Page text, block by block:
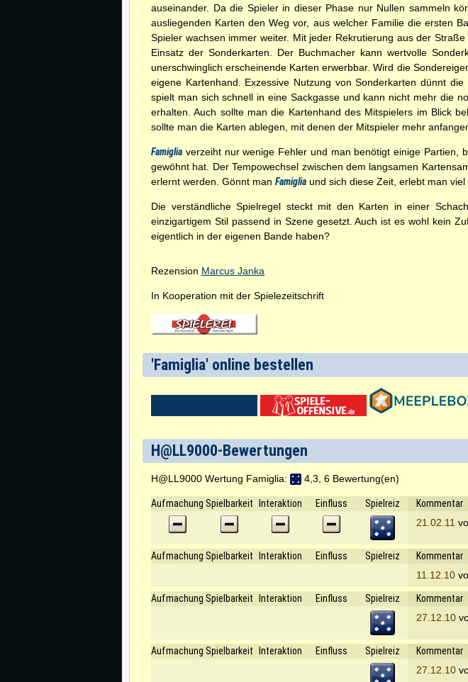
auseinander. Da die Spieler in dieser Phase nur Nullen sammeln
ausliegenden Karten den Weg vor, aus welcher Familie die ersten
Spieler wachsen immer weiter. Mit jeder Rekrutierung aus der
Einsatz der Sonderkarten. Der Buchmacher kann wertvolle
unerschwinglich erscheinende Karten erwerbbar. Wird die
eigene Kartenhand. Exzessive Nutzung von Sonderkarten dünnt
spielt man sich schnell in eine Sackgasse und kann nicht mehr die
erhalten. Auch sollte man die Kartenhand des Mitspielers im Blick
sollte man die Karten ablegen, mit denen der Mitspieler mehr
Famiglia verzeiht nur wenige Fehler und man benötigt einige Partien,
gewöhnt hat. Der Tempowechsel zwischen dem langsamen
erlernt werden. Gönnt man Famiglia und sich diese Zeit, erlebt man
Die verständliche Spielregel steckt mit den Karten in einer
einzigartigem Stil passend in Szene gesetzt. Auch ist es wohl kein
eigentlich in der eigenen Bande haben?
Rezension Marcus Janka
In Kooperation mit der Spielezeitschrift
'Famiglia' online bestellen
H@LL9000-Bewertungen
H@LL9000 Wertung Famiglia: 4,3, 6 Bewertung(en)
Aufmachung Spielbarkeit Interaktion Einfluss Spielreiz
Kommentar
21.02.11
Aufmachung Spielbarkeit Interaktion Einfluss Spielreiz
Kommentar
11.12.10
Aufmachung Spielbarkeit Interaktion Einfluss Spielreiz
Kommentar
27.12.10
Aufmachung Spielbarkeit Interaktion Einfluss Spielreiz
Kommentar
27.12.10